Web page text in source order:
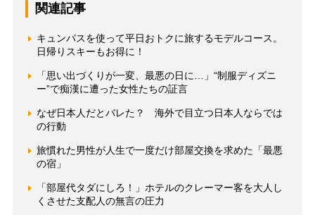
関連記事
キュンパスを使って平日おトクに旅するモデルコース。
日帰りスキーもお得に！
「思い出づくりが一変、最悪の日に…」“制服ディズニ
ー”で痴漢に遭った女性たちの証言
なぜ日本人だとバレた？ 海外で目立つ日本人ならでは
の行動
旅慣れた男性が人生で一度だけ部屋交換を求めた「最悪
の宿」
「部屋代タダにしろ！」ホテルのクレーマー客を大人し
くさせた支配人の無言の圧力